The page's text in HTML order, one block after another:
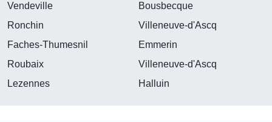
Vendeville
Bousbecque
Ronchin
Villeneuve-d'Ascq
Faches-Thumesnil
Emmerin
Roubaix
Villeneuve-d'Ascq
Lezennes
Halluin